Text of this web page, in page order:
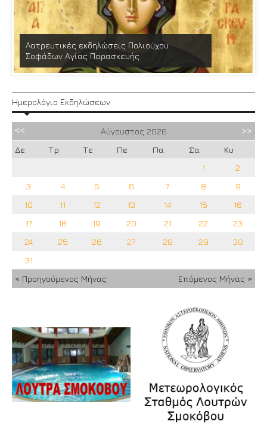
Λατρευτικές εκδηλώσεις Πολιούχου
Σοφάδων Αγίας Παρασκευής
Ημερολόγιο Εκδηλώσεων
Αύγουστος 2026
Δε
Τρ Τε Πε Πα Σα
Κυ
1
2
3
4 5 6 7 8
9
10
11 12 13 14 15
16
17
18 19 20 21 22
23
24
25 26 27 28 29
30
31
« Προηγούμενος Μήνας
Επόμενος Μήνας »